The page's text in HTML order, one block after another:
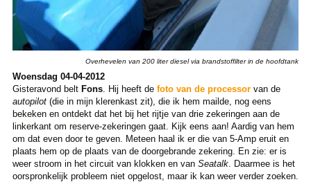
Overhevelen van 200 liter diesel via brandstoffilter in de hoofdtank
Woensdag 04-04-2012
Gisteravond beltFons. Hij heeft de foto van de processorvan de
autopilot (die in mijn klerenkast zit), die ik hem mailde, nog eens
bekeken en ontdekt dat het bij het rijtje van drie zekeringen aan de
linkerkant om reserve-zekeringen gaat. Kijk eens aan! Aardig van hem
om dat even door te geven. Meteen haal ik er die van 5-Amp eruit en
plaats hem op de plaats van de doorgebrande zekering. En zie: er is
weer stroom in het circuit van klokken en vanSeatalk. Daarmee is het
oorspronkelijk probleem niet opgelost, maar ik kan weer verder zoeken.